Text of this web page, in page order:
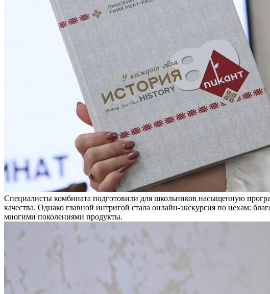
Специалисты комбината подготовили для школьников насыщенную
качества. Однако главной интригой стала онлайн-экскурсия по цехам:
многими поколениями продукты.